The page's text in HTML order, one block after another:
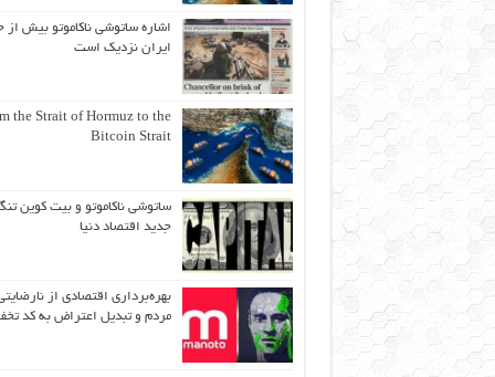
اشاره ساتوشی ناکاموتو بیش از
ایران نزدیک است
the Strait of Hormuz to the
Bitcoin Strait
ساتوشی ناکاموتو و بیت کوین
جدید اقتصاد دنیا
بهره‌برداری اقتصادی از
مردم و تبدیل اعتراض به کد